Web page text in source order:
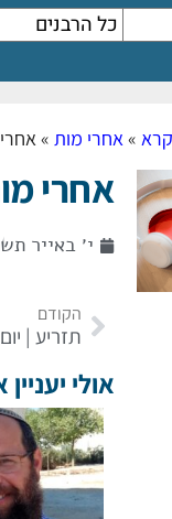
»אחרי מות »
אחרי
י׳ באייר
הקודם
אולי